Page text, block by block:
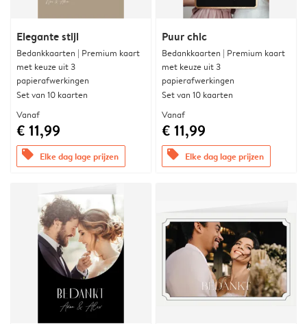
Elegante stijl
Bedankkaarten | Premium kaart
met keuze uit 3
papierafwerkingen
Set van 10 kaarten
Vanaf
€ 11,99
offers Elke dag lage prijzen
Puur chic
Bedankkaarten | Premium kaart
met keuze uit 3
papierafwerkingen
Set van 10 kaarten
Vanaf
€ 11,99
offers Elke dag lage prijzen